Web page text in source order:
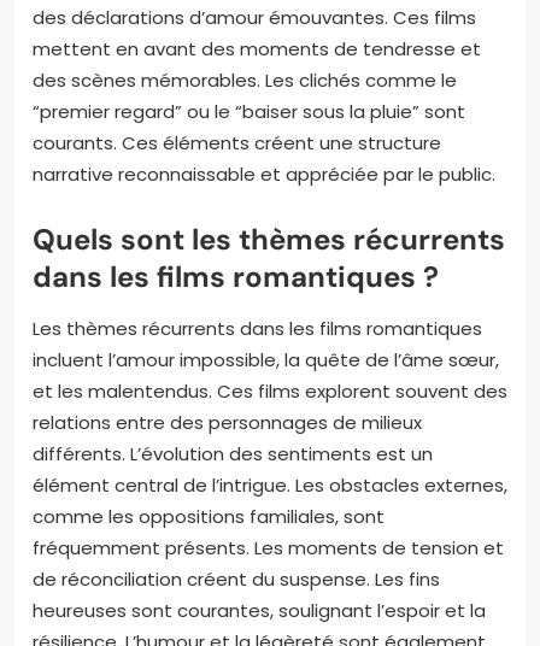
des déclarations d’amour émouvantes. Ces films
mettent en avant des moments de tendresse et
des scènes mémorables. Les clichés comme le
“premier regard” ou le “baiser sous la pluie” sont
courants. Ces éléments créent une structure
narrative reconnaissable et appréciée par le public.
Quels sont les thèmes récurrents
dans les films romantiques ?
Les thèmes récurrents dans les films romantiques
incluent l’amour impossible, la quête de l’âme sœur,
et les malentendus. Ces films explorent souvent des
relations entre des personnages de milieux
différents. L’évolution des sentiments est un
élément central de l’intrigue. Les obstacles externes,
comme les oppositions familiales, sont
fréquemment présents. Les moments de tension et
de réconciliation créent du suspense. Les fins
heureuses sont courantes, soulignant l’espoir et la